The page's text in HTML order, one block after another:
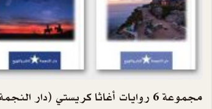
مجموعة 6 روايات أغاثا كريستي (دار النجمة)